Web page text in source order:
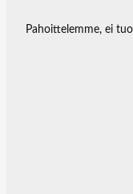
Pahoittelemme, ei